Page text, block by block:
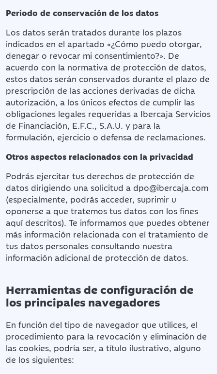
Periodo de conservación de los datos
Los datos serán tratados durante los plazos
indicados en el apartado «¿Cómo puedo otorgar,
denegar o revocar mi consentimiento?». De
acuerdo con la normativa de protección de datos,
estos datos serán conservados durante el plazo de
prescripción de las acciones derivadas de dicha
autorización, a los únicos efectos de cumplir las
obligaciones legales requeridas a Ibercaja Servicios
de Financiación, E.F.C., S.A.U. y para la
formulación, ejercicio o defensa de reclamaciones.
Otros aspectos relacionados con la privacidad
Podrás ejercitar tus derechos de protección de
datos dirigiendo una solicitud a dpo@ibercaja.com
(especialmente, podrás acceder, suprimir u
oponerse a que tratemos tus datos con los fines
aquí descritos). Te informamos que puedes obtener
más información relacionada con el tratamiento de
tus datos personales consultando nuestra
información adicional de protección de datos.
Herramientas de configuración de
los principales navegadores
En función del tipo de navegador que utilices, el
procedimiento para la revocación y eliminación de
las cookies, podría ser, a título ilustrativo, alguno
de los siguientes: